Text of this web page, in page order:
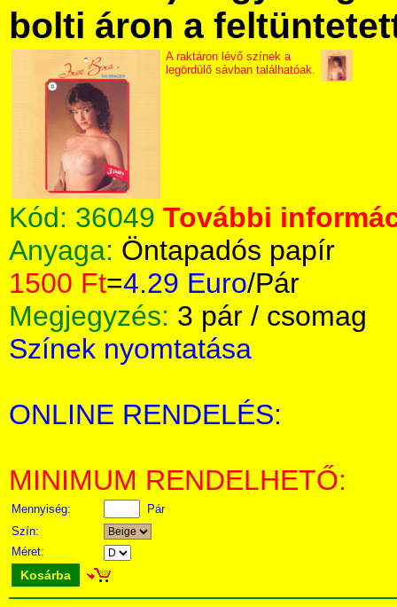
bolti áron a
A raktáron lévő színek a
legördülő sávban találhatóak.
Kód: 36049 További
Anyaga: Öntapadós papír
1500 Ft=4.29 Euro/Pár
Megjegyzés: 3 pár / csomag
Színek nyomtatása
ONLINE RENDELÉS:
MINIMUM RENDELHETŐ:
Mennyiség:
Pár
Szín:
Méret:
Kosárba